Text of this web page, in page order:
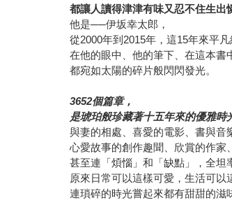
都讓人讀得津津有味又忍不住生出
他是──伊坂幸太郎，
從2000年到2015年，這15年來平凡
在他的眼中、他的筆下、在這本書
都宛如太陽的碎片般閃閃發光。
3652個篇章，
是琥珀般珍藏著十五年來的優雅
與妻的相處、喜愛的電影、書與音
心愛故事的創作趣聞、欣賞的作家
甚至連「煩惱」和「缺點」，全坦
原來日常可以這樣可愛，生活可以
連瑣碎的時光嘗起來都有甜甜的